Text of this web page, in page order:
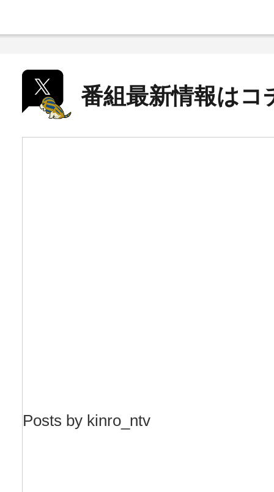
番組最新情報はコ
Posts by kinro_ntv